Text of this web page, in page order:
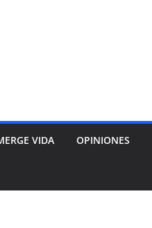
VIDA OPINIONES